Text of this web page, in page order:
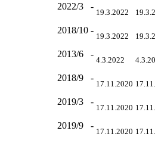
2022/3 -
19.3.2022
2018/10 -
19.3.2022
2013/6 -
4.3.2022
2018/9 -
17.11.2020
2019/3 -
17.11.2020
2019/9 -
17.11.2020